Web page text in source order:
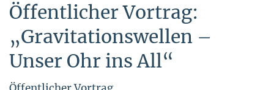
Öffentlicher Vortrag:
„Gravitationswellen –
Unser Ohr ins All“